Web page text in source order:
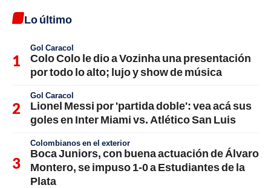
Lo último
Gol Caracol
Colo Colo le dio a Vozinha una presentación
por todo lo alto; lujo y show de música
Gol Caracol
Lionel Messi por 'partida doble': vea acá sus
goles en Inter Miami vs. Atlético San Luis
Colombianos en el exterior
Boca Juniors, con buena actuación de Álvaro
Montero, se impuso 1-0 a Estudiantes de la
Plata